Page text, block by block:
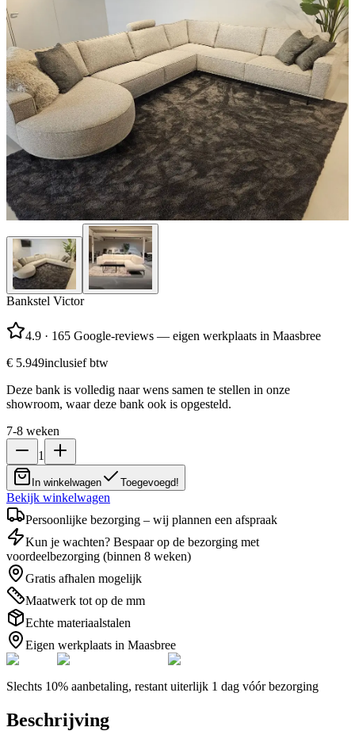
Bankstel Victor
4.9 · 165 Google-reviews — eigen werkplaats in Maasbree
€ 5.949inclusief btw
Deze bank is volledig naar wens samen te stellen in onze
showroom, waar deze bank ook is opgesteld.
7-8 weken
1
In winkelwagen Toegevoegd!
Bekijk winkelwagen
Persoonlijke bezorging – wij plannen een afspraak
Kun je wachten? Bespaar op de bezorging met
voordeelbezorging (binnen 8 weken)
Gratis afhalen mogelijk
Maatwerk tot op de mm
Echte materiaalstalen
Eigen werkplaats in Maasbree
Slechts 10% aanbetaling, restant uiterlijk 1 dag vóór bezorging
Beschrijving